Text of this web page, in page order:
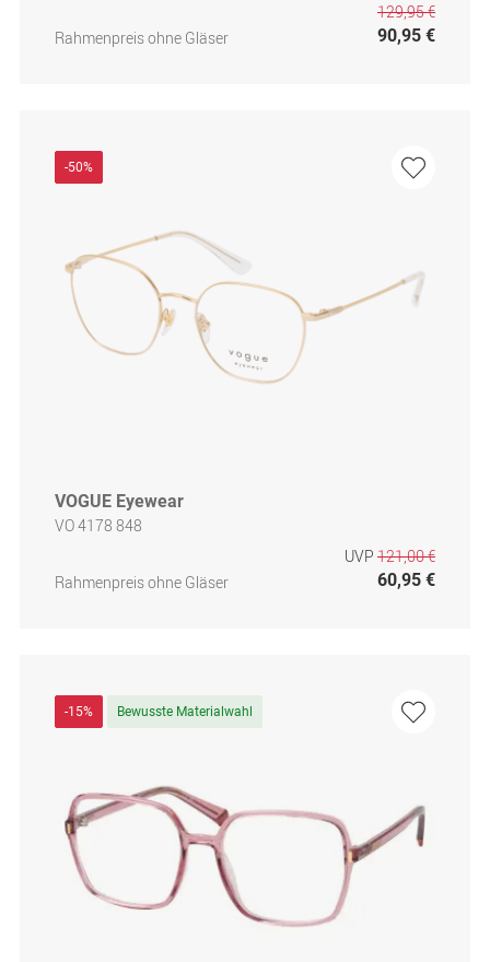
Rahmenpreis ohne Gläser
129,95 €
90,95 €
-50%
VOGUE Eyewear
VO 4178 848
Rahmenpreis ohne Gläser
UVP 121,00 €
60,95 €
-15% Bewusste Materialwahl